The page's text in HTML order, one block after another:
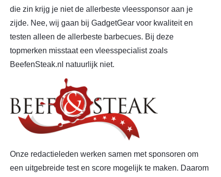
die zin krijg je niet de allerbeste vleessponsor aan je
zijde. Nee, wij gaan bij GadgetGear voor kwaliteit en
testen alleen de allerbeste barbecues. Bij deze
topmerken misstaat een vleesspecialist zoals
BeefenSteak.nl natuurlijk niet.
Onze redactieleden werken samen met sponsoren om
een uitgebreide test en score mogelijk te maken. Daarom